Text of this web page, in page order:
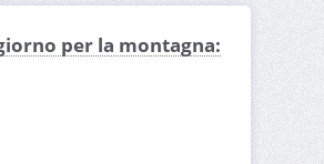
per la montagna: